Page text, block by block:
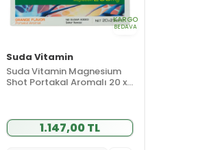
KARGO
BEDAVA
Suda Vitamin
Suda Vitamin Magnesium
Shot Portakal Aromalı 20 x
1.147,00 TL